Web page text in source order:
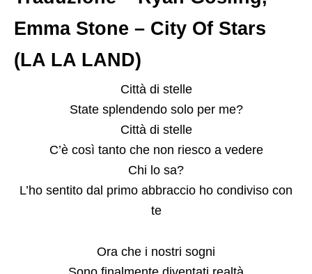
Emma Stone – City Of Stars
(LA LA LAND)
Città di stelle
State splendendo solo per me?
Città di stelle
C’è così tanto che non riesco a vedere
Chi lo sa?
L’ho sentito dal primo abbraccio ho condiviso con
te
Ora che i nostri sogni